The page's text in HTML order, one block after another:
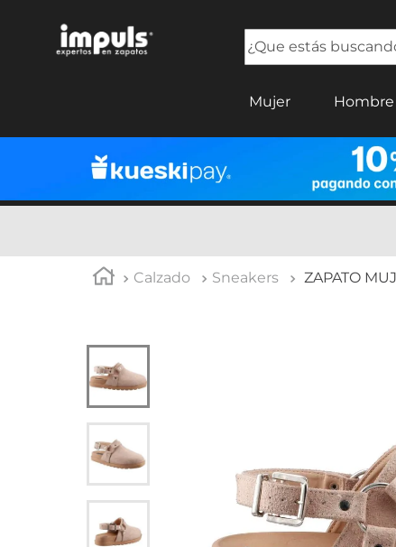
Mujer Hombre
Calzado Sneakers ZAPATO
sandalias mujer
tenis hombre